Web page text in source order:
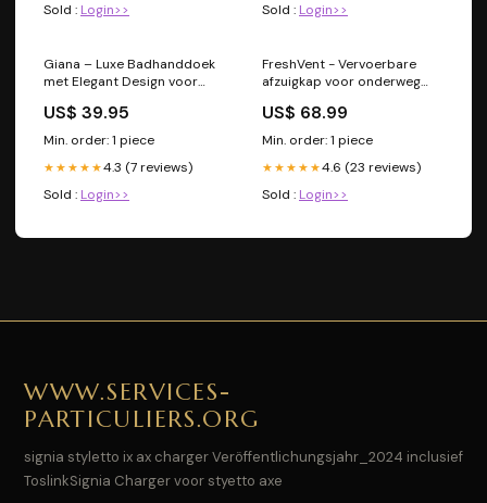
Sold : Login>>
Sold : Login>>
Giana – Luxe Badhanddoek
met Elegant Design voor
Paars
US$ 39.95
Min. order: 1 piece
★★★★★4.3 (7 reviews)
Sold : Login>>
FreshVent - Vervoerbare
afzuigkap voor onderweg
US$ 68.99
Min. order: 1 piece
★★★★★4.6 (23 reviews)
Sold : Login>>
WWW.SERVICES-
PARTICULIERS.ORG
signia styletto ix ax charger Veröffentlichungsjahr_2024 inclusief
ToslinkSignia Charger voor styetto axe